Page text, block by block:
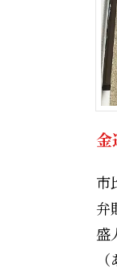
金
市
弁
盛